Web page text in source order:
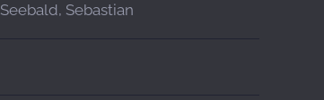
Seebald, Sebastian